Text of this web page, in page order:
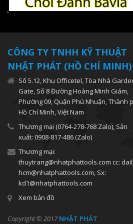
CÔNG TY TNHH KỸ THUẬT
NHẬT PHÁT (HỒ CHÍ MINH)
Số 5.12, Khu Officetel, Tòa Nhà
Gate, Số 8 Đường Hoàng Minh Giám,
Phường 09, Quận Phú Nhuận, Thành
Hồ Chí Minh, Việt Nam
Thương mại (0764-278-768 Zalo), Sản
xuất: 0908-817-486 (Zalo)
Thương mại:
thuytrang@nhatphattools.com cc:
hcm@nhatphattools.com, Sx:
kd1@nhatphattools.com
Xem bản đồ
Copyright © 2017 NHẬT PHÁT